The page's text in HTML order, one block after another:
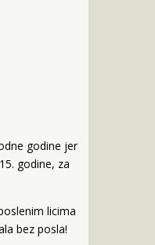
godine jer
godine, za
licima
bez posla!